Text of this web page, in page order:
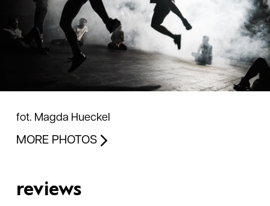
fot. Magda Hueckel
MORE PHOTOS
reviews